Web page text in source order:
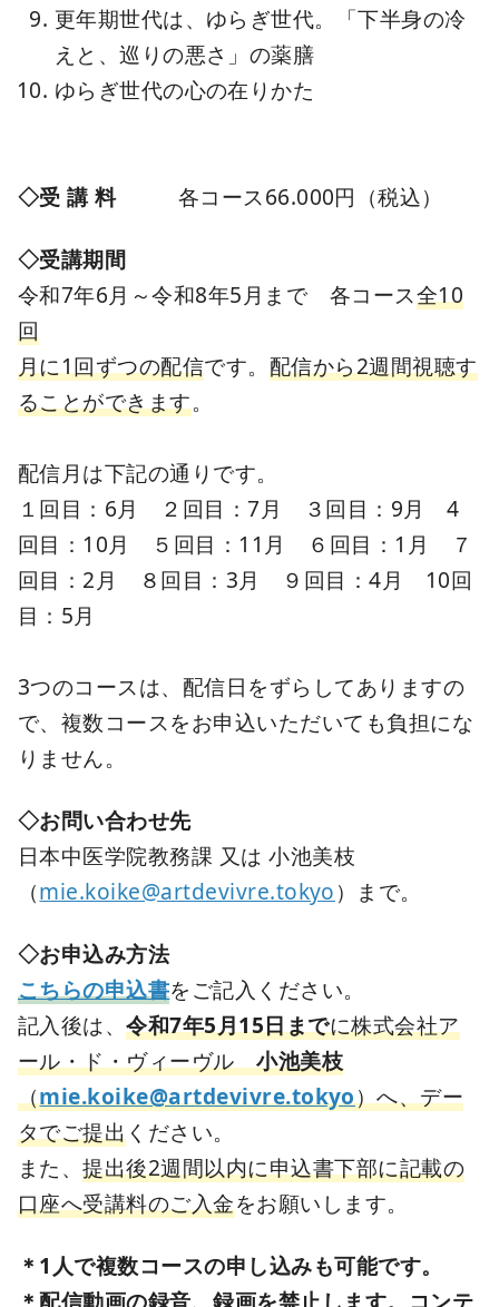
更年期世代は、ゆらぎ世代。「下半身の冷
えと、巡りの悪さ」の薬膳
ゆらぎ世代の心の在りかた
◇受 講 料 各コース66.000円（税込）
◇受講期間
令和7年6月～令和8年5月まで 各コース全10
回
月に1回ずつの配信です。 配信から2週間視聴す
ることができます。
配信月は下記の通りです。
１回目：6月 ２回目：7月 ３回目：9月 4
回目：10月 ５回目：11月 ６回目：1月 ７
回目：2月 ８回目：3月 ９回目：4月 10回
目：5月
3つのコースは、配信日をずらしてありますの
で、複数コースをお申込いただいても負担にな
りません。
◇お問い合わせ先
日本中医学院教務課 又は 小池美枝
（mie.koike@artdevivre.tokyo）まで。
◇お申込み方法
こちらの申込書をご記入ください。
記入後は、令和7年5月15日までに株式会社ア
ール・ド・ヴィーヴル小池美枝
（mie.koike@artdevivre.tokyo）へ、デー
タでご提出ください。
また、提出後2週間以内に申込書下部に記載の
口座へ受講料のご入金をお願いします。
＊1人で複数コースの申し込みも可能です。
＊配信動画の録音、録画を禁止します。コンテ